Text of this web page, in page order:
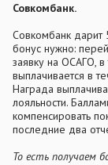
Совкомбанк.
Совкомбанк дарит
бонус нужно:
заявку на ОСАГО, в
выплачивается в
Награда
лояльности.
компенсировать
последние два
То есть получаем